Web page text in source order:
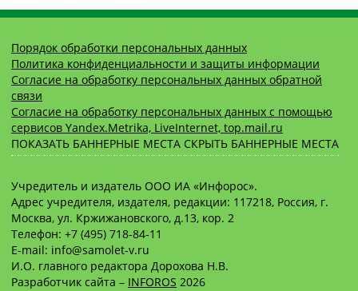
Порядок обработки персональных данных
Политика конфиденциальности и защиты информации
Согласие на обработку персональных данных обратной
связи
Согласие на обработку персональных данных с помощью
сервисов Yandex.Metrika, LiveInternet, top.mail.ru
ПОКАЗАТЬ БАННЕРНЫЕ МЕСТА СКРЫТЬ БАННЕРНЫЕ МЕСТА
Учредитель и издатель ООО ИА «Инфорос».
Адрес учредителя, издателя, редакции: 117218, Россия, г.
Москва, ул. Кржижановского, д.13, кор. 2
Телефон: +7 (495) 718-84-11
E-mail: info@samolet-v.ru
И.О. главного редактора Дорохова Н.В.
Разработчик сайта – INFOROS 2026